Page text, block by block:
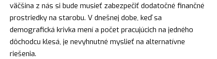
väčšina z nás si bude musieť zabezpečiť dodatočné finančné
prostriedky na starobu. V dnešnej dobe, keď sa
demografická krivka mení a počet pracujúcich na jedného
dôchodcu klesá, je nevyhnutné myslieť na alternatívne
riešenia.